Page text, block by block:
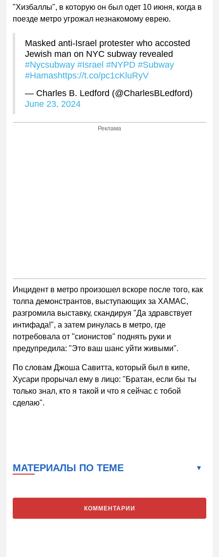
"Хизбаллы", в которую он был одет 10 июня, когда в
поезде метро угрожал незнакомому еврею.
Masked anti-Israel protester who accosted
Jewish man on NYC subway revealed
#Nycsubway #Israel #NYPD #Subway
#Hamashttps://t.co/pc1cKluRyV
— Charles B. Ledford (@CharlesBLedford)
June 23, 2024
Реклама
Инцидент в метро произошел вскоре после того, как
толпа демонстрантов, выступающих за ХАМАС,
разгромила выставку, скандируя "Да здравствует
интифада!", а затем ринулась в метро, где
потребовала от "сионистов" поднять руки и
предупредила: "Это ваш шанс уйти живыми".
По словам Джоша Савитта, который был в кипе,
Хусари прорычал ему в лицо: "Братан, если бы ты
только знал, кто я такой и что я сейчас с тобой
сделаю".
МАТЕРИАЛЫ ПО ТЕМЕ
КОММЕНТАРИИ